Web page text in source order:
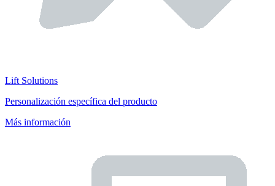
Lift Solutions
Personalización específica del producto
Más información